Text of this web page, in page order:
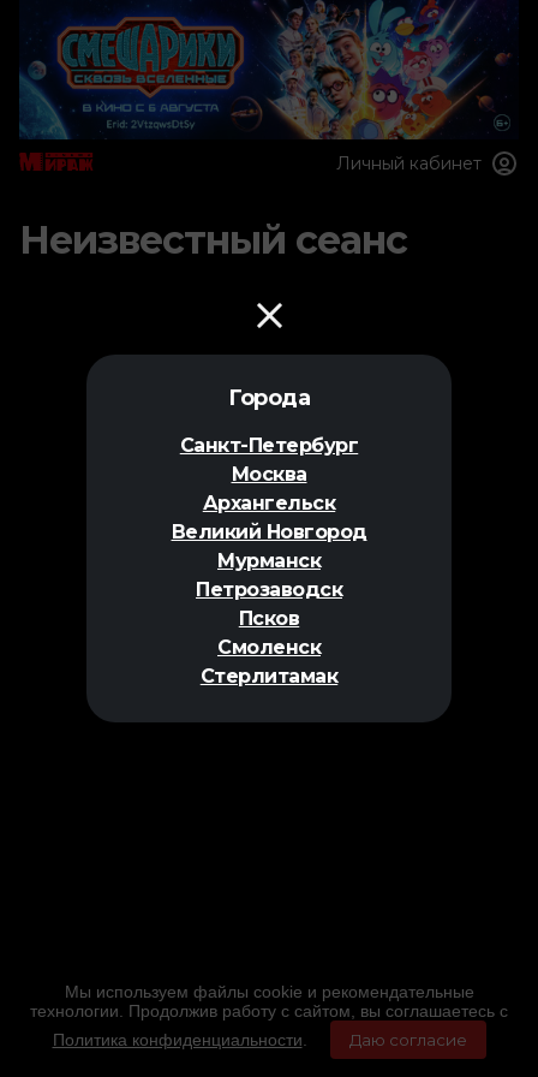
Города
Санкт-Петербург
Москва
Архангельск
Великий Новгород
Мурманск
Петрозаводск
Псков
Смоленск
Стерлитамак
Личный кабинет
Неизвестный сеанс
Мы используем файлы cookie и рекомендательные
технологии. Продолжив работу с сайтом, вы соглашаетесь с
Политика конфиденциальности
Даю согласие